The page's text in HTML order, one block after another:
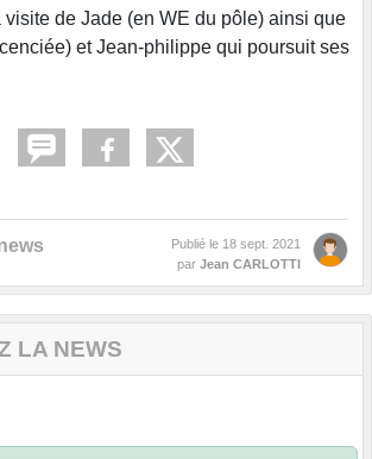
visite de Jade (en WE du pôle) ainsi que
et Jean-philippe qui poursuit ses
Publié le 18 sept. 2021
par Jean CARLOTTI
LA NEWS